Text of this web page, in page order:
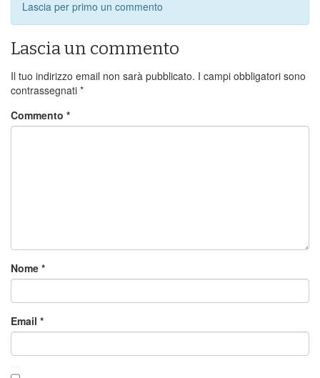
Lascia per primo un commento
Lascia un commento
Il tuo indirizzo email non sarà pubblicato. I campi obbligatori sono
contrassegnati *
Commento *
Nome *
Email *